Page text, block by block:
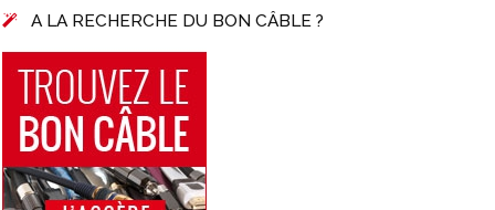
A LA RECHERCHE DU BON CÂBLE ?